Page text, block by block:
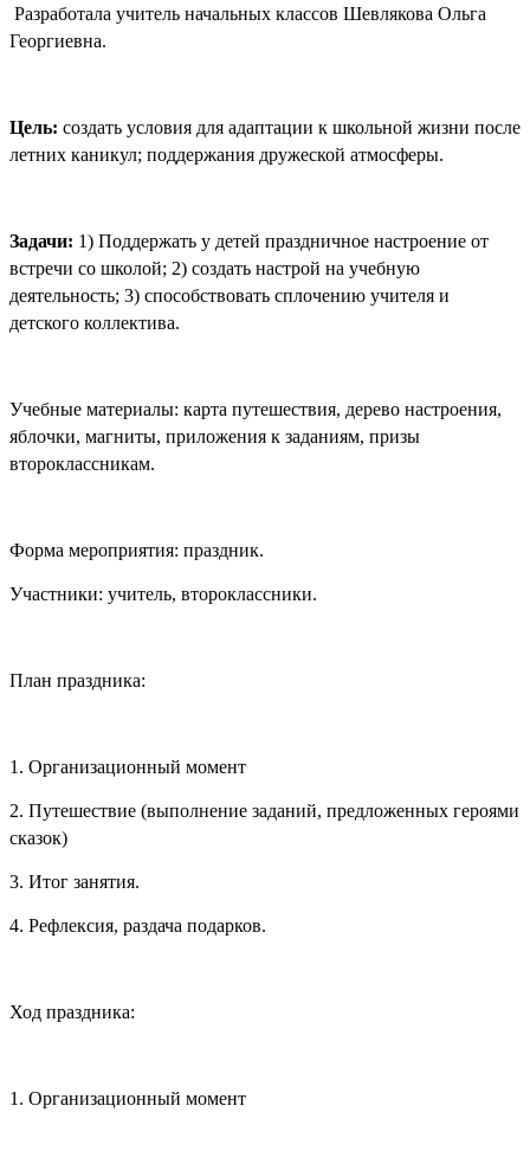
Разработала учитель начальных классов Шевлякова Ольга
Георгиевна.
Цель: создать условия для адаптации к школьной жизни после
летних каникул; поддержания дружеской атмосферы.
Задачи: 1) Поддержать у детей праздничное настроение от
встречи со школой; 2) создать настрой на учебную
деятельность; 3) способствовать сплочению учителя и
детского коллектива.
Учебные материалы: карта путешествия, дерево настроения,
яблочки, магниты, приложения к заданиям, призы
второклассникам.
Форма мероприятия: праздник.
Участники: учитель, второклассники.
План праздника:
1. Организационный момент
2. Путешествие (выполнение заданий, предложенных героями
сказок)
3. Итог занятия.
4. Рефлексия, раздача подарков.
Ход праздника:
1. Организационный момент